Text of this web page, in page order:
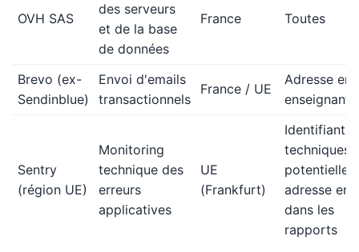
OVH SAS
des serveurs
et de la base
de données
France Toutes
Brevo (ex-
Sendinblue)
Envoi d'emails
transactionnels
France / UE
Adresse
enseignants
Sentry
(région UE)
Monitoring
technique des
erreurs
applicatives
UE
(Frankfurt)
Identifiants
techniques,
adresse
dans les
rapports